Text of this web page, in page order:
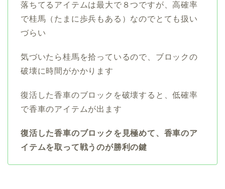
落ちてるアイテムは最大で８つですが、高確率
で桂馬（たまに歩兵もある）なのでとても扱い
づらい
気づいたら桂馬を拾っているので、ブロックの
破壊に時間がかかります
復活した香車のブロックを破壊すると、低確率
で香車のアイテムが出ます
復活した香車のブロックを見極めて、香車のア
イテムを取って戦うのが勝利の鍵